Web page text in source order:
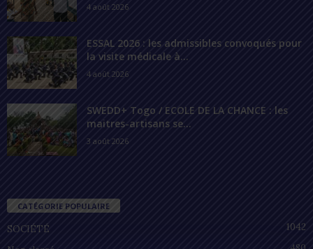
4 août 2026
ESSAL 2026 : les admissibles convoqués pour
la visite médicale à...
4 août 2026
SWEDD+ Togo / ECOLE DE LA CHANCE : les
maitres-artisans se...
3 août 2026
CATÉGORIE POPULAIRE
SOCIÉTÉ
1042